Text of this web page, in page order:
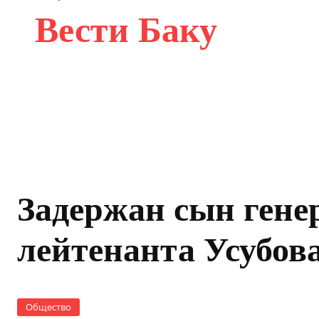
Вести Баку
Задержан сын
лейтенанта
Общество